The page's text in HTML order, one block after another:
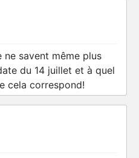
savent même plus
du 14 juillet et à quel
cela correspond!